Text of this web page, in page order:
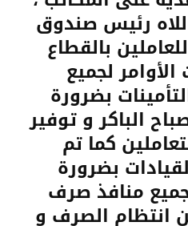
رئيس صندوق
بالقطاع
لجميع
بضرورة
الباكر و توفير
كما تم
بضرورة
منافذ صرف
انتظام الصرف و